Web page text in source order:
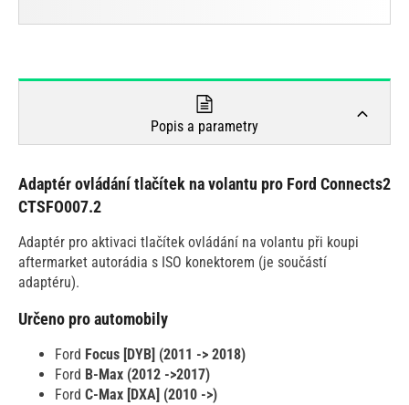
Popis a parametry
Adaptér ovládání tlačítek na volantu pro Ford Connects2
CTSFO007.2
Adaptér pro aktivaci tlačítek ovládání na volantu při koupi
aftermarket autorádia s ISO konektorem (je součástí
adaptéru).
Určeno pro automobily
Ford Focus [DYB] (2011 -> 2018)
Ford B-Max (2012 ->2017)
Ford C-Max [DXA] (2010 ->)